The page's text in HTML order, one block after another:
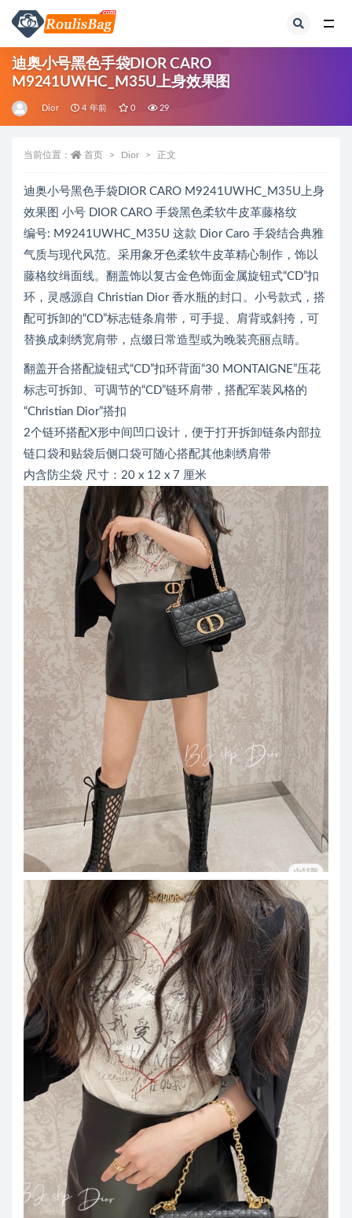
迪奥小号黑色手袋DIOR CARO
M9241UWHC_M35U上身效果图
Dior 4 年前 0 29
当前位置： 首页 Dior 正文
迪奥小号黑色手袋DIOR CARO M9241UWHC_M35U上身
效果图 小号 DIOR CARO 手袋黑色柔软牛皮革藤格纹
编号: M9241UWHC_M35U 这款 Dior Caro 手袋结合典雅
气质与现代风范。采用象牙色柔软牛皮革精心制作，饰以
藤格纹缉面线。翻盖饰以复古金色饰面金属旋钮式“CD”扣
环，灵感源自 Christian Dior 香水瓶的封口。小号款式，搭
配可拆卸的“CD”标志链条肩带，可手提、肩背或斜挎，可
替换成刺绣宽肩带，点缀日常造型或为晚装亮丽点睛。
翻盖开合搭配旋钮式“CD”扣环背面“30 MONTAIGNE”压花
标志可拆卸、可调节的“CD”链环肩带，搭配军装风格的
“Christian Dior”搭扣
2个链环搭配X形中间凹口设计，便于打开拆卸链条内部拉
链口袋和贴袋后侧口袋可随心搭配其他刺绣肩带
内含防尘袋 尺寸：20 x 12 x 7 厘米